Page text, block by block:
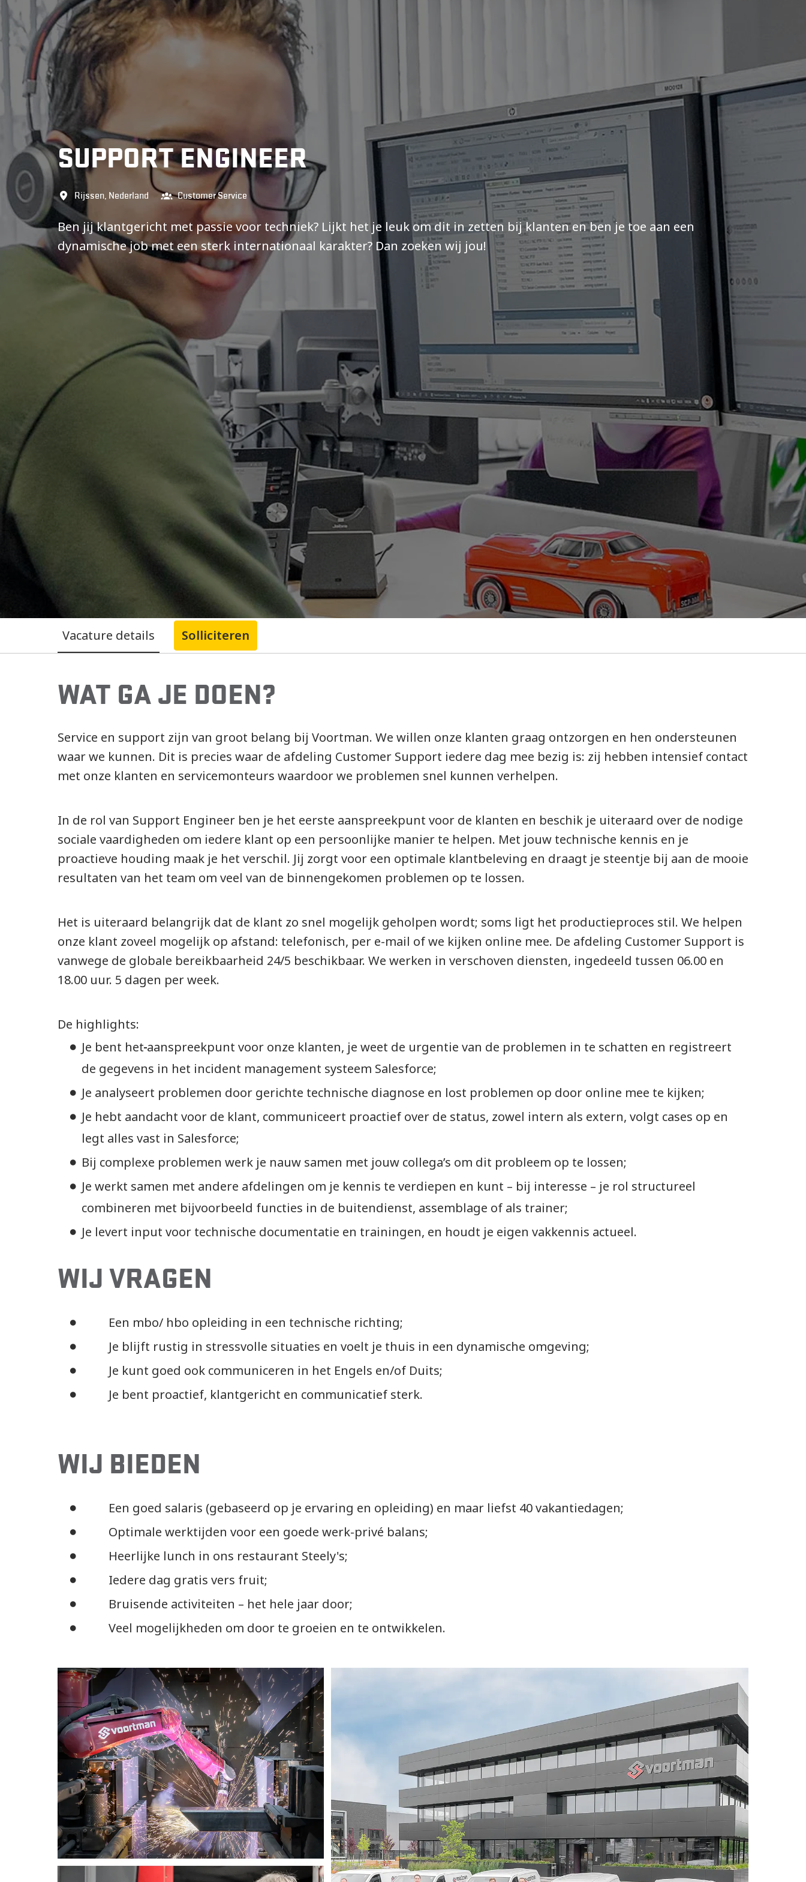
SUPPORT ENGINEER
Rijssen Nederland Customer Service
Ben jij klantgericht met passie voor techniek? Lijkt het je leuk om dit in zetten bij klanten en ben je toe aan een
dynamische job met een sterk internationaal karakter? Dan zoeken wij jou!
Vacature details Solliciteren
WAT GA JE DOEN?
Service en support zijn van groot belang bij Voortman. We willen onze klanten graag ontzorgen en hen ondersteunen
waar we kunnen. Dit is precies waar de afdeling Customer Support iedere dag mee bezig is: zij hebben intensief contact
met onze klanten en servicemonteurs waardoor we problemen snel kunnen verhelpen.
In de rol van Support Engineer ben je het eerste aanspreekpunt voor de klanten en beschik je uiteraard over de nodige
sociale vaardigheden om iedere klant op een persoonlijke manier te helpen. Met jouw technische kennis en je
proactieve houding maak je het verschil. Jij zorgt voor een optimale klantbeleving en draagt je steentje bij aan de mooie
resultaten van het team om veel van de binnengekomen problemen op te lossen.
Het is uiteraard belangrijk dat de klant zo snel mogelijk geholpen wordt; soms ligt het productieproces stil. We helpen
onze klant zoveel mogelijk op afstand: telefonisch, per e-mail of we kijken online mee. De afdeling Customer Support is
vanwege de globale bereikbaarheid 24/5 beschikbaar. We werken in verschoven diensten, ingedeeld tussen 06.00 en
18.00 uur. 5 dagen per week.
De highlights:
Je bent het aanspreekpunt voor onze klanten, je weet de urgentie van de problemen in te schatten en registreert
de gegevens in het incident management systeem Salesforce;
Je analyseert problemen door gerichte technische diagnose en lost problemen op door online mee te kijken;
Je hebt aandacht voor de klant, communiceert proactief over de status, zowel intern als extern, volgt cases op en
legt alles vast in Salesforce;
Bij complexe problemen werk je nauw samen met jouw collega’s om dit probleem op te lossen;
Je werkt samen met andere afdelingen om je kennis te verdiepen en kunt – bij interesse – je rol structureel
combineren met bijvoorbeeld functies in de buitendienst, assemblage of als trainer;
Je levert input voor technische documentatie en trainingen, en houdt je eigen vakkennis actueel.
WIJ VRAGEN
Een mbo/ hbo opleiding in een technische richting;
Je blijft rustig in stressvolle situaties en voelt je thuis in een dynamische omgeving;
Je kunt goed ook communiceren in het Engels en/of Duits;
Je bent proactief, klantgericht en communicatief sterk.
WIJ BIEDEN
Een goed salaris (gebaseerd op je ervaring en opleiding) en maar liefst 40 vakantiedagen;
Optimale werktijden voor een goede werk-privé balans;
Heerlijke lunch in ons restaurant Steely's;
Iedere dag gratis vers fruit;
Bruisende activiteiten – het hele jaar door;
Veel mogelijkheden om door te groeien en te ontwikkelen.